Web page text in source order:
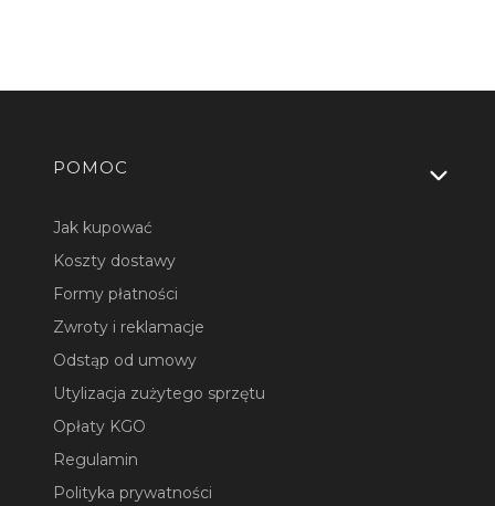
Linki w stopce
POMOC
Jak kupować
Koszty dostawy
Formy płatności
Zwroty i reklamacje
Odstąp od umowy
Utylizacja zużytego sprzętu
Opłaty KGO
Regulamin
Polityka prywatności